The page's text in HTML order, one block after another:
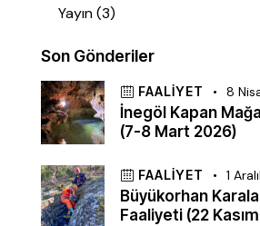
Yayın(3)
Son Gönderiler
FAALIYET 8
İnegöl Kapan
(7-8 Mart 2026)
FAALIYET 1
Büyükorhan
Faaliyeti (22